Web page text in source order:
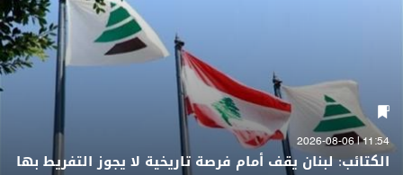
11:54 | 2026-08-06
الكتائب: لبنان يقف أمام فرصة تاريخية لا يجوز التفريط بها